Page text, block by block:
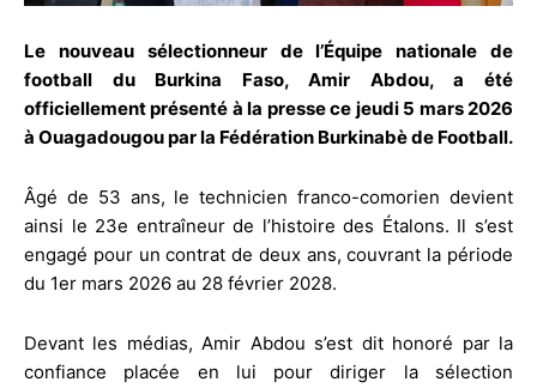
Le nouveau sélectionneur de l’Équipe nationale de
football du Burkina Faso, Amir Abdou, a été
officiellement présenté à la presse ce jeudi 5 mars 2026
à Ouagadougou par la Fédération Burkinabè de Football.
Âgé de 53 ans, le technicien franco-comorien devient
ainsi le 23e entraîneur de l’histoire des Étalons. Il s’est
engagé pour un contrat de deux ans, couvrant la période
du 1er mars 2026 au 28 février 2028.
Devant les médias, Amir Abdou s’est dit honoré par la
confiance placée en lui pour diriger la sélection